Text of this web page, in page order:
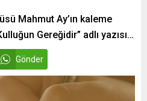
Mahmut Ay’ın kaleme
Gereğidir” adlı yazısı…
Gönder